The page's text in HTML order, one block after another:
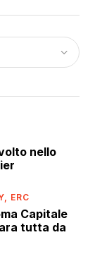
nello
ERC
Capitale
tutta da